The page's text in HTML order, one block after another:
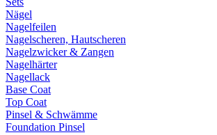
Nägel
Nagelfeilen
Nagelscheren, Hautscheren
Nagelzwicker & Zangen
Nagelhärter
Nagellack
Base Coat
Top Coat
Pinsel & Schwämme
Foundation Pinsel